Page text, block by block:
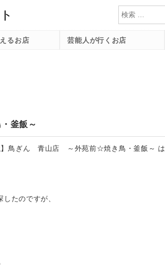
検索
釜飯～
】鳥ぎん 青山店 ～外苑前☆焼き鳥・釜飯～ は
たのですが、
るお店 芸能人が行くお店